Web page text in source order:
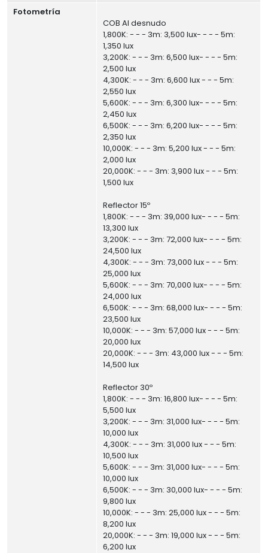
Fotometría
COB Al desnudo
1,800K: - - - 3m: 3,500 lux- - - - 5m:
1,350 lux
3,200K: - - - 3m: 6,500 lux- - - - 5m:
2,500 lux
4,300K: - - - 3m: 6,600 lux - - - 5m:
2,550 lux
5,600K: - - - 3m: 6,300 lux- - - - 5m:
2,450 lux
6,500K: - - - 3m: 6,200 lux- - - - 5m:
2,350 lux
10,000K: - - - 3m: 5,200 lux - - - 5m:
2,000 lux
20,000K: - - - 3m: 3,900 lux - - - 5m:
1,500 lux
Reflector 15º
1,800K: - - - 3m: 39,000 lux- - - - 5m:
13,300 lux
3,200K: - - - 3m: 72,000 lux- - - - 5m:
24,500 lux
4,300K: - - - 3m: 73,000 lux - - - 5m:
25,000 lux
5,600K: - - - 3m: 70,000 lux- - - - 5m:
24,000 lux
6,500K: - - - 3m: 68,000 lux- - - - 5m:
23,500 lux
10,000K: - - - 3m: 57,000 lux - - - 5m:
20,000 lux
20,000K: - - - 3m: 43,000 lux - - - 5m:
14,500 lux
Reflector 30º
1,800K: - - - 3m: 16,800 lux- - - - 5m:
5,500 lux
3,200K: - - - 3m: 31,000 lux- - - - 5m:
10,000 lux
4,300K: - - - 3m: 31,000 lux - - - 5m:
10,500 lux
5,600K: - - - 3m: 31,000 lux- - - - 5m:
10,000 lux
6,500K: - - - 3m: 30,000 lux- - - - 5m:
9,800 lux
10,000K: - - - 3m: 25,000 lux - - - 5m:
8,200 lux
20,000K: - - - 3m: 19,000 lux - - - 5m:
6,200 lux